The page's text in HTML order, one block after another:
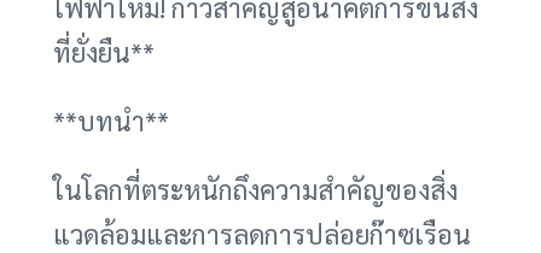
ไฟฟ้าใหม่! ก้าวสำคัญสู่อนาคตการขนส่ง
ที่ยั่งยืน**
**บทนำ**
ในโลกที่ตระหนักถึงความสำคัญของสิ่ง
แวดล้อมและการลดการปล่อยก๊าซเรือน